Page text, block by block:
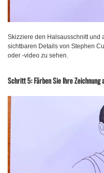
Skizziere den Halsausschnitt und
sichtbaren Details von Stephen
oder -video zu sehen.
Schritt 5: Färben Sie Ihre Zeichnung